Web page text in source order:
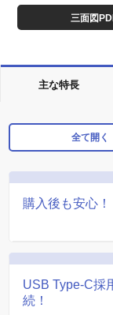
三面図
主な特長
全て開く
購入後も安心
USB Type-C採
続！